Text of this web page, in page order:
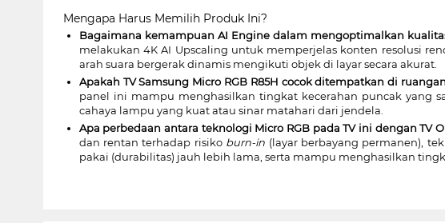
Mengapa Harus Memilih Produk Ini?
Bagaimana kemampuan AI Engine dalam mengoptimalkan
melakukan 4K AI Upscaling untuk memperjelas konten resolusi
arah suara bergerak dinamis mengikuti objek di layar secara akurat.
Apakah TV Samsung Micro RGB R85H cocok ditempatkan di
panel ini mampu menghasilkan tingkat kecerahan puncak yang
cahaya lampu yang kuat atau sinar matahari dari jendela.
Apa perbedaan antara teknologi Micro RGB pada TV ini dengan TV
dan rentan terhadap risiko burn-in (layar berbayang permanen),
pakai (durabilitas) jauh lebih lama, serta mampu menghasilkan